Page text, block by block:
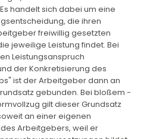
handelt sich dabei um eine
die ihren
freiwillig gesetzten
jeweilige Leistung findet. Bei
Leistungsanspruch
der Konkretisierung des
ist der Arbeitgeber dann an
gebunden. Bei bloßem -
gilt dieser Grundsatz
an einer eigenen
Arbeitgebers, weil er